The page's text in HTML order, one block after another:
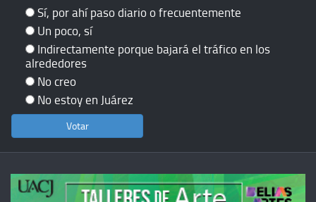
Sí, por ahí paso diario o frecuentemente
Un poco, sí
Indirectamente porque bajará el tráfico en los
alrededores
No creo
No estoy en Juárez